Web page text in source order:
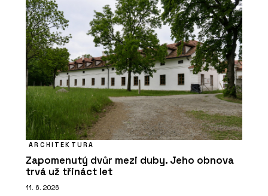
ARCHITEKTURA
Zapomenutý dvůr mezi duby. Jeho obnova
trvá už třináct let
11. 6. 2026